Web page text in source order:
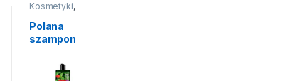
Kosmetyki,
Szampony
Polana
szampon
y 400ml